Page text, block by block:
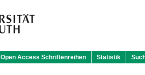
Open Access Schriftenreihen Statistik